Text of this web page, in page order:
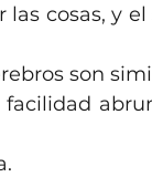
cosas, y
son